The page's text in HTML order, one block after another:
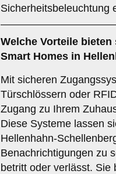
Sicherheitsbeleuchtung
Welche Vorteile bieten
Smart Homes in
Mit sicheren
Türschlössern oder
Zugang zu Ihrem
Diese Systeme lassen
Hellenhahn-
Benachrichtigungen zu
betritt oder verlässt. Sie